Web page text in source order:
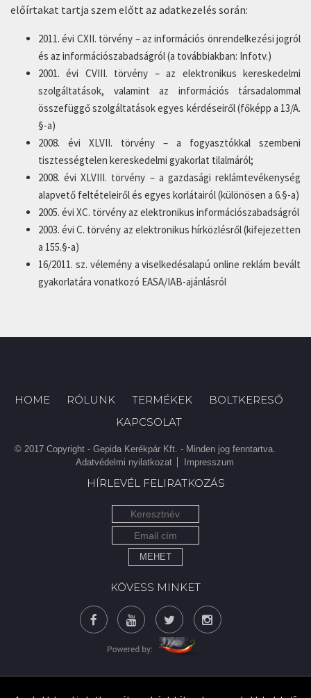
előírtakat tartja szem előtt az adatkezelés során:
2011. évi CXII. törvény – az információs önrendelkezési jogról
és az információszabadságról (a továbbiakban: Infotv.)
2001. évi CVIII. törvény – az elektronikus kereskedelmi
szolgáltatások, valamint az információs társadalommal
összefüggő szolgáltatások egyes kérdéseiről (főképp a 13/A.
§-a)
2008. évi XLVII. törvény – a fogyasztókkal szembeni
tisztességtelen kereskedelmi gyakorlat tilalmáról;
2008. évi XLVIII. törvény – a gazdasági reklámtevékenység
alapvető feltételeiről és egyes korlátairól (különösen a 6.§-a)
2005. évi XC. törvény az elektronikus információszabadságról
2003. évi C. törvény az elektronikus hírközlésről (kifejezetten
a 155.§-a)
16/2011. sz. vélemény a viselkedésalapú online reklám bevált
gyakorlatára vonatkozó EASA/IAB-ajánlásról
HOME RÓLUNK TERMÉKEK
BOLTKERESŐ
KAPCSOLAT
© 2017 Copyright - Gepida Kerékpár Kft. - Minden jog fenntartva.
Adatvédelmi nyilatkozat
Impresszum
HÍRLEVÉL FELIRATKOZÁS
MEHET
KÖVESS MINKET